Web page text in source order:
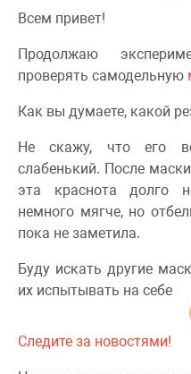
Всем привет!
Продолжаю
проверять самодельную
Как вы думаете, какой
Не скажу, что его
слабенький. После
эта краснота долго
немного мягче, но
пока не заметила.
Буду искать другие
их испытывать на себе
Следите за новостями!